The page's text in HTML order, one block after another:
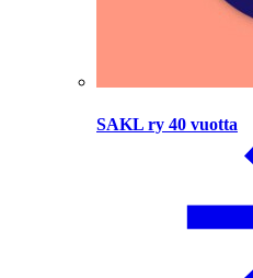
SAKL ry 40 vuotta